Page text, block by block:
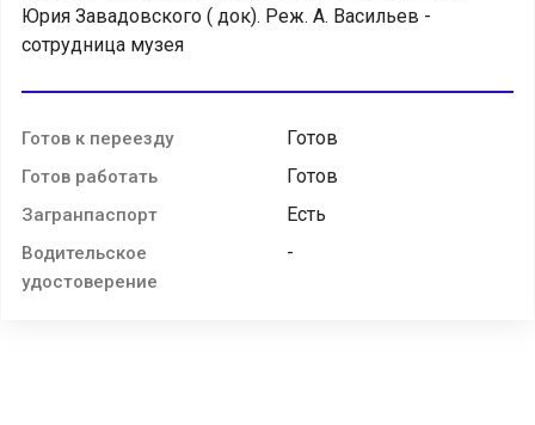
Юрия Завадовского ( док). Реж. А. Васильев -
сотрудница музея
Готов к переезду Готов
Готов работать Готов
Загранпаспорт Есть
Водительское
удостоверение
-